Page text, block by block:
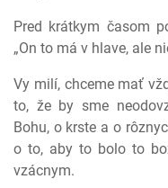
Pred krátkym časom
„On to má v hlave, ale
Vy milí, chceme mať
to, že by sme
Bohu, o krste a o
o to, aby to bolo to
vzácnym.